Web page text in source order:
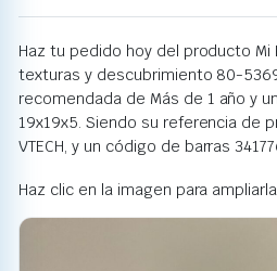
Haz tu pedido hoy del producto Mi
texturas y descubrimiento 80-
recomendada de Más de 1 año y
19x19x5. Siendo su referencia de
VTECH, y un código de barras
Haz clic en la imagen para